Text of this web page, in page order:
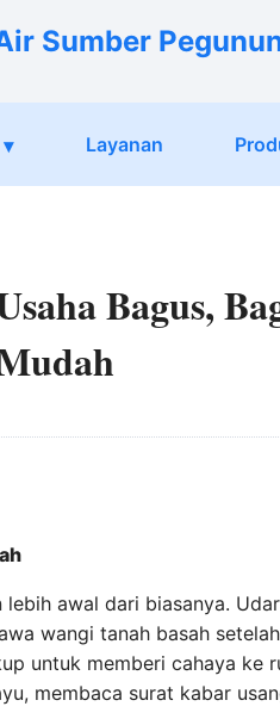
Sumber
▾ Layanan
Bagus,
lebih awal dari biasanya.
wangi tanah basah
untuk memberi cahaya ke
membaca surat kabar